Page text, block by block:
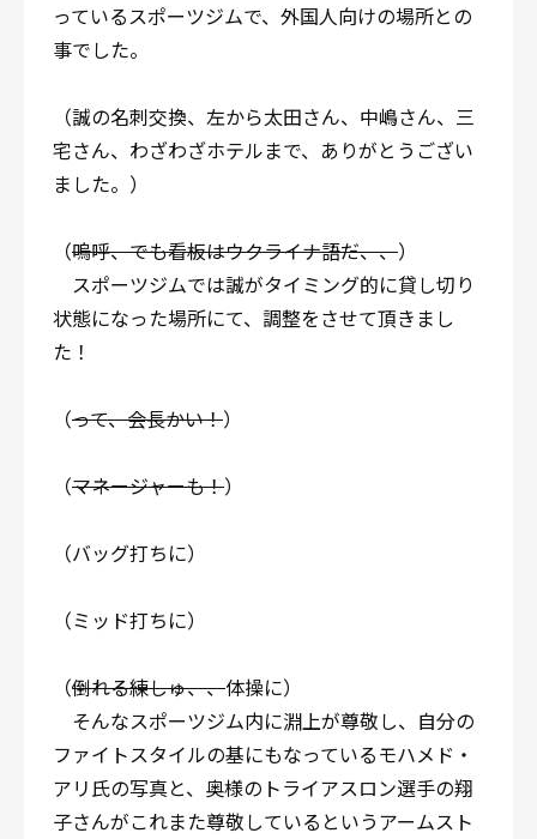
っているスポーツジムで、外国人向けの場所との
事でした。
（誠の名刺交換、左から太田さん、中嶋さん、三
宅さん、わざわざホテルまで、ありがとうござい
ました。）
（嗚呼、でも看板はウクライナ語だ、、）
スポーツジムでは誠がタイミング的に貸し切り
状態になった場所にて、調整をさせて頂きまし
た！
（って、会長かい！）
（マネージャーも！）
（バッグ打ちに）
（ミッド打ちに）
（倒れる練しゅ、、体操に）
そんなスポーツジム内に淵上が尊敬し、自分の
ファイトスタイルの基にもなっているモハメド・
アリ氏の写真と、奥様のトライアスロン選手の翔
子さんがこれまた尊敬しているというアームスト